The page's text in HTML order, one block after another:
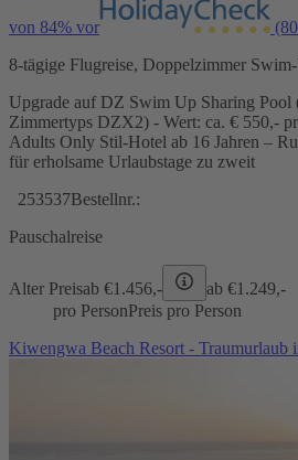
von 84% vor
8-tägige Flugreise, Doppelzimmer
Upgrade auf DZ Swim Up Sharing Pool
Zimmertyps DZX2) - Wert: ca. € 550,-
Adults Only Stil-Hotel ab 16 Jahren –
für erholsame Urlaubstage zu zweit
253537Bestellnr.:
Pauschalreise
Alter Preisab €1.456,- ab €1.249,-
pro PersonPreis pro Person
Kiwengwa Beach Resort - Traumurlaub